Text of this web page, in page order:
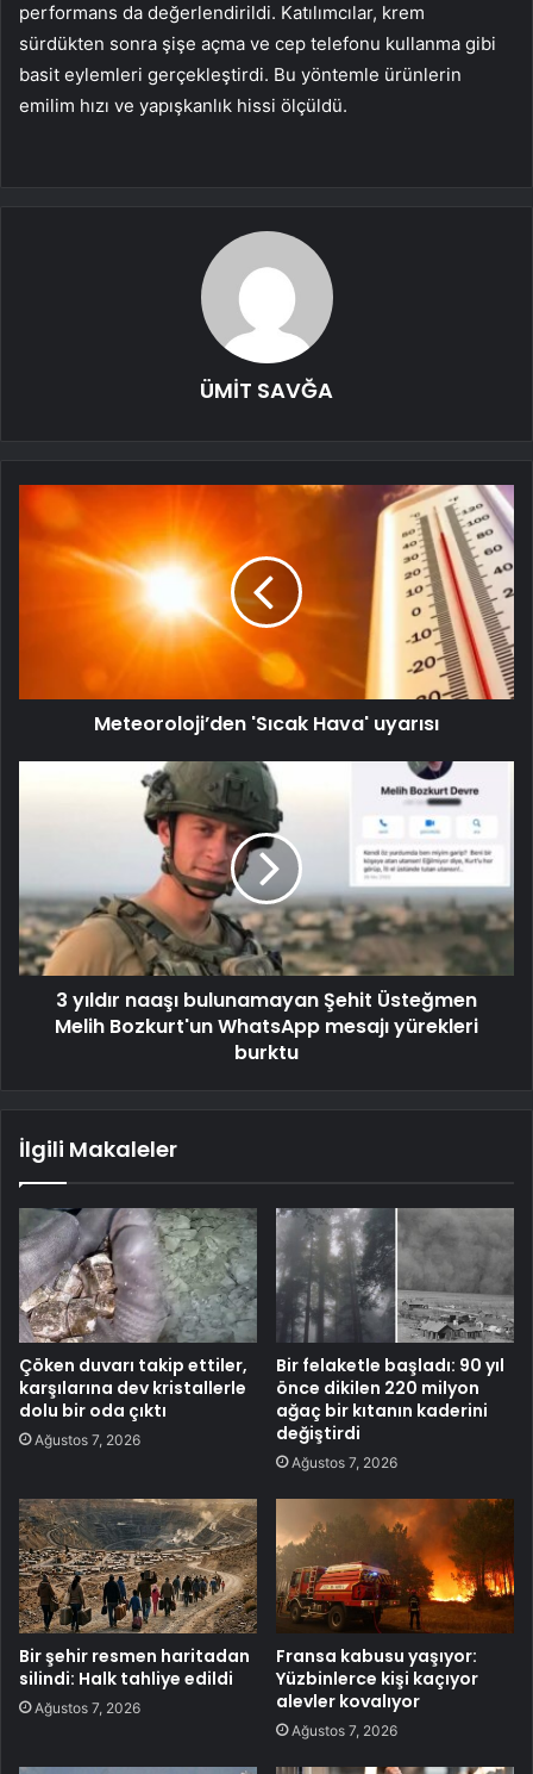
performans da değerlendirildi. Katılımcılar, krem
sürdükten sonra şişe açma ve cep telefonu kullanma gibi
basit eylemleri gerçekleştirdi. Bu yöntemle ürünlerin
emilim hızı ve yapışkanlık hissi ölçüldü.
ÜMİT SAVĞA
Meteoroloji’den 'Sıcak Hava' uyarısı
3 yıldır naaşı bulunamayan Şehit Üsteğmen
Melih Bozkurt'un WhatsApp mesajı yürekleri
burktu
İlgili Makaleler
Çöken duvarı takip ettiler,
karşılarına dev kristallerle
dolu bir oda çıktı
Ağustos 7, 2026
Bir felaketle başladı: 90 yıl
önce dikilen 220 milyon
ağaç bir kıtanın kaderini
değiştirdi
Ağustos 7, 2026
Bir şehir resmen haritadan
silindi: Halk tahliye edildi
Ağustos 7, 2026
Fransa kabusu yaşıyor:
Yüzbinlerce kişi kaçıyor
alevler kovalıyor
Ağustos 7, 2026